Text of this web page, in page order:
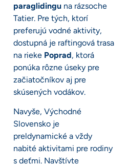
paraglidingu na rázsoche
Tatier. Pre tých, ktorí
preferujú vodné aktivity,
dostupná je raftingová trasa
na rieke Poprad, ktorá
ponúka rôzne úseky pre
začiatočníkov aj pre
skúsených vodákov.
Navyše, Východné
Slovensko je
preldynamické a vždy
nabité aktivitami pre rodiny
s deťmi. Navštívte